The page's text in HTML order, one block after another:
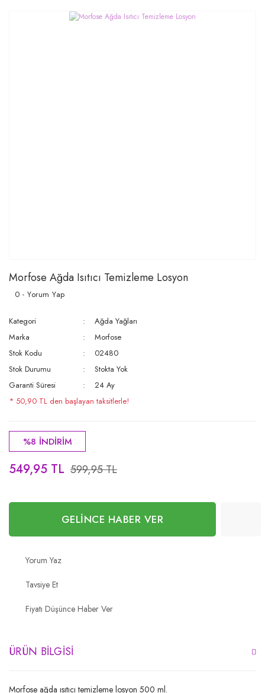
Morfose Ağda Isıtıcı Temizleme Losyon
0 - Yorum Yap
Kategori
Ağda Yağları
Marka
Morfose
Stok Kodu
02480
Stok Durumu
Stokta Yok
Garanti Süresi
24 Ay
* 50,90 TL den başlayan taksitlerle!
%8 İNDİRİM
549,95 TL 599,95 TL
GELİNCE HABER VER
Yorum Yaz
Tavsiye Et
Fiyatı Düşünce Haber Ver
ÜRÜN BILGISI
Morfose ağda ısıtıcı temizleme losyon 500 ml.